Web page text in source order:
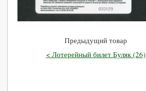
Предыдущий товар
< Лотерейный билет Буляк (26)